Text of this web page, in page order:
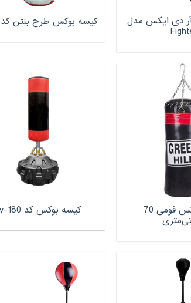
دی ایکس مدل کیسه بوکس طرح بنتن کد X100
کیسه بوکس فومی 70 کیسه بوکس کد sv-180